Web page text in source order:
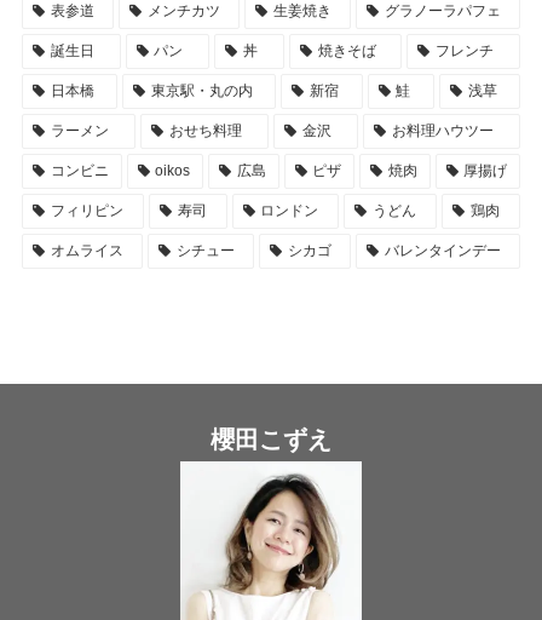
表参道 メンチカツ 生姜焼き グラノーラパフェ
誕生日 パン 丼 焼きそば フレンチ
日本橋 東京駅・丸の内 新宿 鮭 浅草
ラーメン おせち料理 金沢 お料理ハウツー
コンビニ oikos 広島 ピザ 焼肉 厚揚げ
フィリピン 寿司 ロンドン うどん 鶏肉
オムライス シチュー シカゴ バレンタインデー
櫻田こずえ